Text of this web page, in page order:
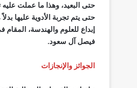
حتى البعيد، وهذا ما عملت
حتى يتم تجربة الأدوية عليها
إبداع للعلوم والهندسة، ‏المقام
فيصل آل سعود.
الجوائز والإنجازات